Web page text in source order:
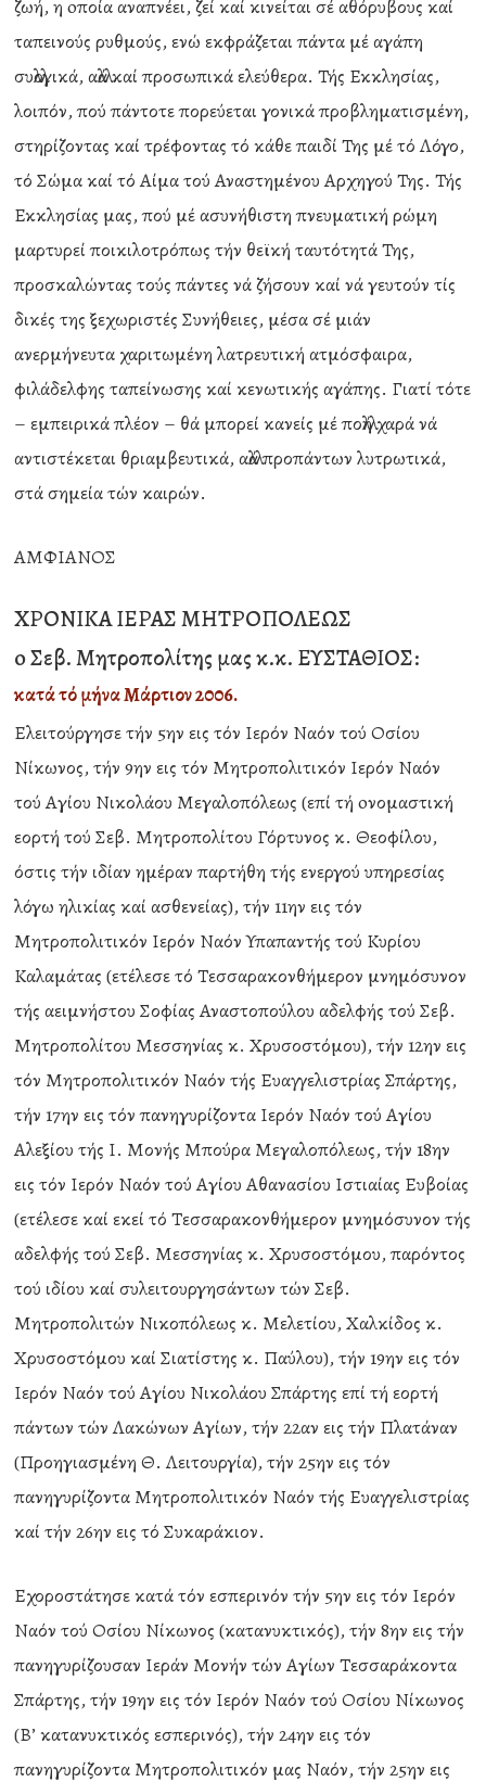
ζωή, η oποία αναπνέει, ζεί καί κινείται σέ αθόρυβους καί
ταπεινούς ρυθμούς, ενώ εκφράζεται πάντα μέ αγάπη
συλλογικά, αλλά καί προσωπικά ελεύθερα. Τής Εκκλησίας,
λοιπόν, πού πάντοτε πορεύεται γονικά προβληματισμένη,
στηρίζοντας καί τρέφοντας τό κάθε παιδί Της μέ τό Λόγο,
τό Σώμα καί τό Αίμα τού Αναστημένου Αρχηγού Της. Τής
Εκκλησίας μας, πού μέ ασυνήθιστη πνευματική ρώμη
μαρτυρεί ποικιλοτρόπως τήν θεϊκή ταυτότητά Της,
προσκαλώντας τούς πάντες νά ζήσουν καί νά γευτούν τίς
δικές της ξεχωριστές Συνήθειες, μέσα σέ μιάν
ανερμήνευτα χαριτωμένη λατρευτική ατμόσφαιρα,
φιλάδελφης ταπείνωσης καί κενωτικής αγάπης. Γιατί τότε
– εμπειρικά πλέον – θά μπορεί κανείς μέ πολλή χαρά νά
αντιστέκεται θριαμβευτικά, αλλά προπάντων λυτρωτικά,
στά σημεία τών καιρών.
ΑΜΦΙΑΝΟΣ
ΧΡΟΝΙΚΑ ΙΕΡΑΣ ΜΗΤΡΟΠΟΛΕΩΣ
o Σεβ. Μητροπολίτης μας κ.κ. ΕΥΣΤΑΘΙΟΣ:
κατά τό μήνα Μάρτιον 2006.
Ελειτούργησε τήν 5ην εις τόν Ιερόν Ναόν τού Οσίου
Νίκωνος, τήν 9ην εις τόν Μητροπολιτικόν Ιερόν Ναόν
τού Αγίου Νικολάου Μεγαλοπόλεως (επί τή oνομαστική
εορτή τού Σεβ. Μητροπολίτου Γόρτυνος κ. Θεοφίλου,
όστις τήν ιδίαν ημέραν παρτήθη τής ενεργού υπηρεσίας
λόγω ηλικίας καί ασθενείας), τήν 11ην εις τόν
Μητροπολιτικόν Ιερόν Ναόν Υπαπαντής τού Κυρίου
Καλαμάτας (ετέλεσε τό Τεσσαρακονθήμερον μνημόσυνον
τής αειμνήστου Σοφίας Αναστοπούλου αδελφής τού Σεβ.
Μητροπολίτου Μεσσηνίας κ. Χρυσοστόμου), τήν 12ην εις
τόν Μητροπολιτικόν Ναόν τής Ευαγγελιστρίας Σπάρτης,
τήν 17ην εις τόν πανηγυρίζοντα Ιερόν Ναόν τού Αγίου
Αλεξίου τής Ι. Μονής Μπούρα Μεγαλοπόλεως, τήν 18ην
εις τόν Ιερόν Ναόν τού Αγίου Αθανασίου Ιστιαίας Ευβοίας
(ετέλεσε καί εκεί τό Τεσσαρακονθήμερον μνημόσυνον τής
αδελφής τού Σεβ. Μεσσηνίας κ. Χρυσοστόμου, παρόντος
τού ιδίου καί συλειτουργησάντων τών Σεβ.
Μητροπολιτών Νικοπόλεως κ. Μελετίου, Χαλκίδος κ.
Χρυσοστόμου καί Σιατίστης κ. Παύλου), τήν 19ην εις τόν
Ιερόν Ναόν τού Αγίου Νικολάου Σπάρτης επί τή εορτή
πάντων τών Λακώνων Αγίων, τήν 22αν εις τήν Πλατάναν
(Προηγιασμένη Θ. Λειτουργία), τήν 25ην εις τόν
πανηγυρίζοντα Μητροπολιτικόν Ναόν τής Ευαγγελιστρίας
καί τήν 26ην εις τό Συκαράκιον.
Εχοροστάτησε κατά τόν εσπερινόν τήν 5ην εις τόν Ιερόν
Ναόν τού Οσίου Νίκωνος (κατανυκτικός), τήν 8ην εις τήν
πανηγυρίζουσαν Ιεράν Μονήν τών Αγίων Τεσσαράκοντα
Σπάρτης, τήν 19ην εις τόν Ιερόν Ναόν τού Οσίου Νίκωνος
(Β’ κατανυκτικός εσπερινός), τήν 24ην εις τόν
πανηγυρίζοντα Μητροπολιτικόν μας Ναόν, τήν 25ην εις